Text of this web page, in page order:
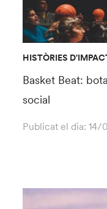
HISTÒRIES
Basket Beat:
social
Publicat el dia:14/